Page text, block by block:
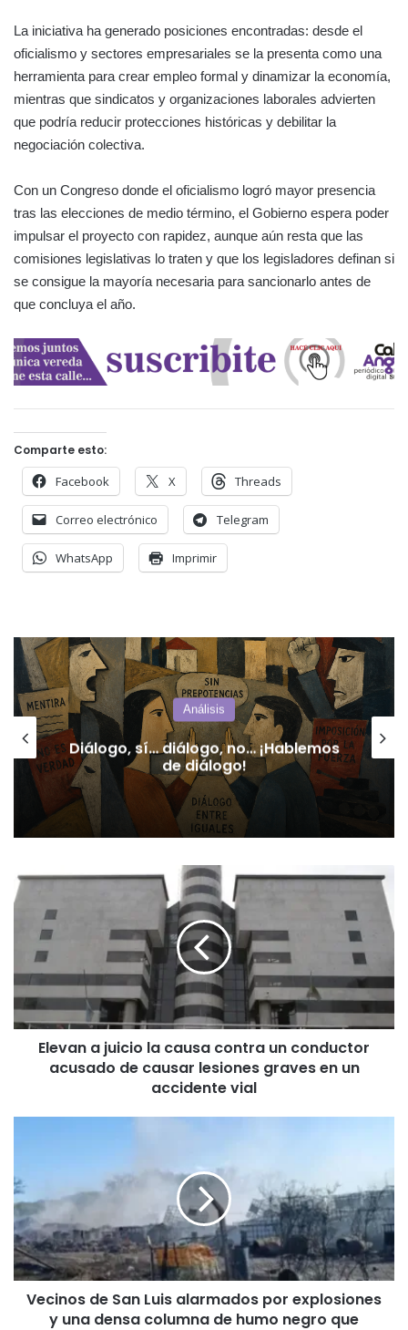
La iniciativa ha generado posiciones encontradas: desde el
oficialismo y sectores empresariales se la presenta como una
herramienta para crear empleo formal y dinamizar la economía,
mientras que sindicatos y organizaciones laborales advierten
que podría reducir protecciones históricas y debilitar la
negociación colectiva.
Con un Congreso donde el oficialismo logró mayor presencia
tras las elecciones de medio término, el Gobierno espera poder
impulsar el proyecto con rapidez, aunque aún resta que las
comisiones legislativas lo traten y que los legisladores definan si
se consigue la mayoría necesaria para sancionarlo antes de
que concluya el año.
Comparte esto:
Facebook X Threads
Correo electrónico Telegram
WhatsApp Imprimir
Análisis
Diálogo, sí… diálogo, no… ¡Hablemos
de diálogo!
Elevan
a
causa
contra
un
conductor
acusado
vial
Elevan a juicio la causa contra un conductor
acusado de causar lesiones graves en un
accidente vial
Luis
alarmados
por
explosiones
y
una
densa
columna
Vecinos de San Luis alarmados por explosiones
y una densa columna de humo negro que